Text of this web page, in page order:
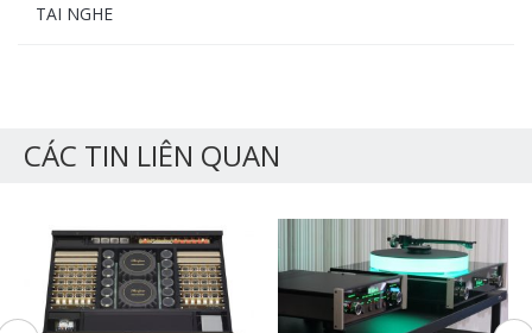
TAI NGHE
CÁC TIN LIÊN QUAN